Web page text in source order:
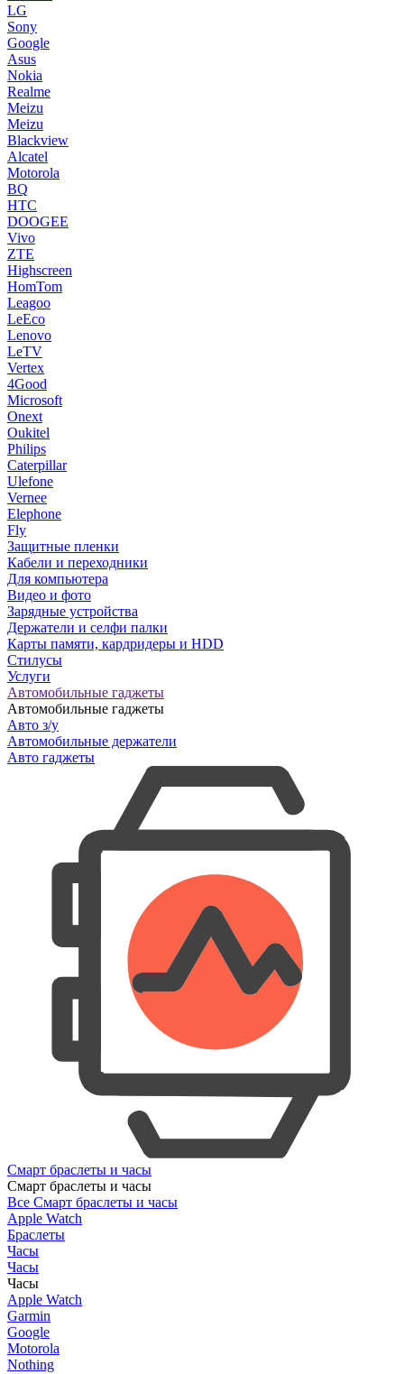
LG
Sony
Google
Asus
Nokia
Realme
Meizu
Meizu
Blackview
Alcatel
Motorola
BQ
HTC
DOOGEE
Vivo
ZTE
Highscreen
HomTom
Leagoo
LeEco
Lenovo
LeTV
Vertex
4Good
Microsoft
Onext
Oukitel
Philips
Caterpillar
Ulefone
Vernee
Elephone
Fly
Защитные пленки
Кабели и переходники
Для компьютера
Видео и фото
Зарядные устройства
Держатели и селфи палки
Карты памяти, кардридеры и HDD
Стилусы
Услуги
Автомобильные гаджеты
Автомобильные гаджеты
Авто з/у
Автомобильные держатели
Авто гаджеты
Смарт браслеты и часы
Смарт браслеты и часы
Все Смарт браслеты и часы
Apple Watch
Браслеты
Часы
Часы
Часы
Apple Watch
Garmin
Google
Motorola
Nothing